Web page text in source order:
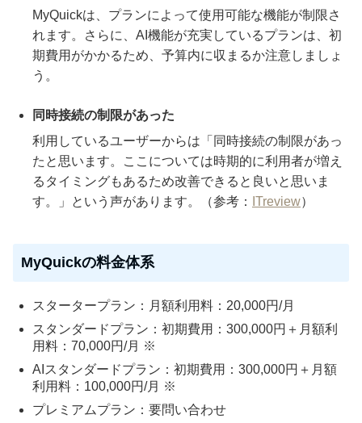
MyQuickは、プランによって使用可能な機能が制限さ
れます。さらに、AI機能が充実しているプランは、初
期費用がかかるため、予算内に収まるか注意しましょ
う。
同時接続の制限があった
利用しているユーザーからは「同時接続の制限があっ
たと思います。ここについては時期的に利用者が増え
るタイミングもあるため改善できると良いと思いま
す。」という声があります。（参考：
ITreview）
MyQuickの料金体系
スタータープラン：月額利用料：20,000円/月
スタンダードプラン：初期費用：300,000円＋月額利
用料：70,000円/月 ※
AIスタンダードプラン：初期費用：300,000円＋月額
利用料：100,000円/月 ※
プレミアムプラン：要問い合わせ